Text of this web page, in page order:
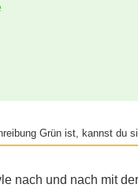
Grün ist, kannst du
nach und nach mit